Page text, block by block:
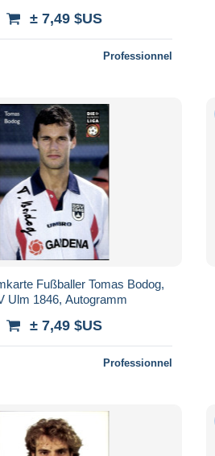
± 7,49 $US
Professionnel
Fußballer Tomas Bodog,
Ulm 1846, Autogramm
± 7,49 $US
Professionnel